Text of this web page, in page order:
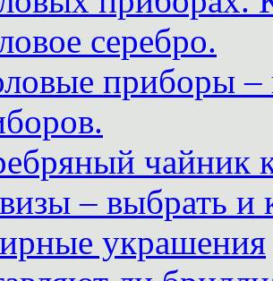
серебро.
приборы –
чайник
– выбрать и
украшения